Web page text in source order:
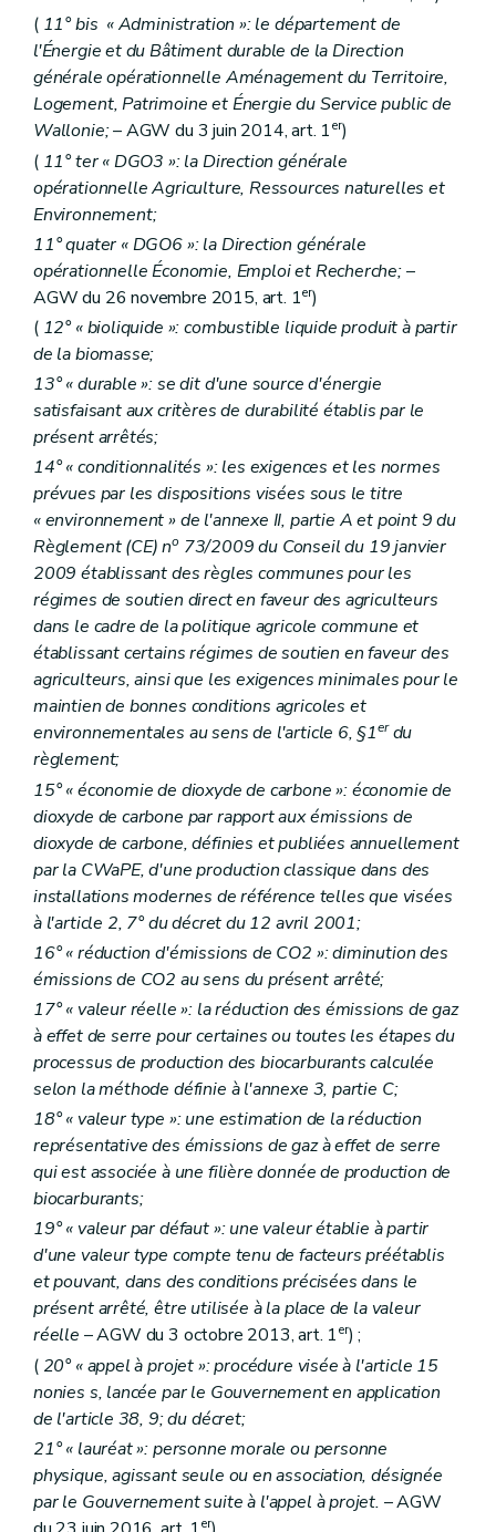
( 11°bis « Administration »: le département de
l'Énergie et du Bâtiment durable de la Direction
générale opérationnelle Aménagement du Territoire,
Logement, Patrimoine et Énergie du Service public de
Wallonie;– AGW du 3 juin 2014, art. 1er)
( 11°ter« DGO3 »: la Direction générale
opérationnelle Agriculture, Ressources naturelles et
Environnement;
11°quater « DGO6 »: la Direction générale
opérationnelle Économie, Emploi et Recherche;–
AGW du 26 novembre 2015, art. 1er)
( 12° « bioliquide »: combustible liquide produit à partir
de la biomasse;
13° « durable »: se dit d'une source d'énergie
satisfaisant aux critères de durabilité établis par le
présent arrêtés;
14° « conditionnalités »: les exigences et les normes
prévues par les dispositions visées sous le titre
« environnement » de l'annexe II, partie A et point 9 du
Règlement (CE) no 73/2009 du Conseil du 19 janvier
2009 établissant des règles communes pour les
régimes de soutien direct en faveur des agriculteurs
dans le cadre de la politique agricole commune et
établissant certains régimes de soutien en faveur des
agriculteurs, ainsi que les exigences minimales pour le
maintien de bonnes conditions agricoles et
environnementales au sens de l'article 6, §1erdu
règlement;
15° « économie de dioxyde de carbone »: économie de
dioxyde de carbone par rapport aux émissions de
dioxyde de carbone, définies et publiées annuellement
par la CWaPE, d'une production classique dans des
installations modernes de référence telles que visées
à l'article 2, 7° du décret du 12 avril 2001;
16° « réduction d'émissions de CO2 »: diminution des
émissions de CO2 au sens du présent arrêté;
17° « valeur réelle »: la réduction des émissions de gaz
à effet de serre pour certaines ou toutes les étapes du
processus de production des biocarburants calculée
selon la méthode définie à l'annexe 3, partie C;
18° « valeur type »: une estimation de la réduction
représentative des émissions de gaz à effet de serre
qui est associée à une filière donnée de production de
biocarburants;
19° « valeur par défaut »: une valeur établie à partir
d'une valeur type compte tenu de facteurs préétablis
et pouvant, dans des conditions précisées dans le
présent arrêté, être utilisée à la place de la valeur
réelle – AGW du 3 octobre 2013, art. 1er) ;
( 20° « appel à projet »: procédure visée à l'article 15
nonies s, lancée par le Gouvernement en application
de l'article 38, 9; du décret;
21° « lauréat »: personne morale ou personne
physique, agissant seule ou en association, désignée
par le Gouvernement suite à l'appel à projet. – AGW
er